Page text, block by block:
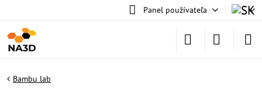
Panel používateľa
Bambu lab